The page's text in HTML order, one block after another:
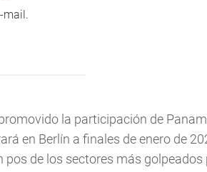
mail.
la participación de
en Berlín a finales de enero de
de los sectores más